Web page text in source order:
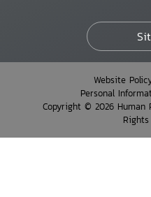
Website
Personal
Copyright © 2026 Human
Rights